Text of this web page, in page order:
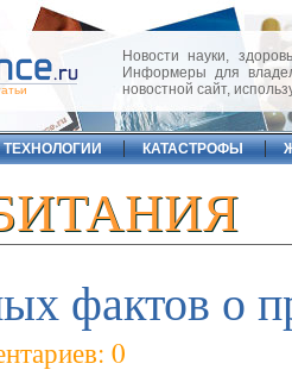
Новости науки,
Информеры для
новостной сайт,
ТЕХНОЛОГИИ КАТАСТРОФЫ
фактов о
0